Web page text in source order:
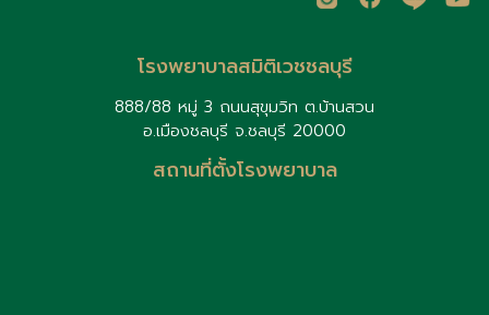
โรงพยาบาลสมิติเวชชลบุรี
888/88 หมู่ 3 ถนนสุขุมวิท ต.บ้านสวน
อ.เมืองชลบุรี จ.ชลบุรี 20000
สถานที่ตั้งโรงพยาบาล